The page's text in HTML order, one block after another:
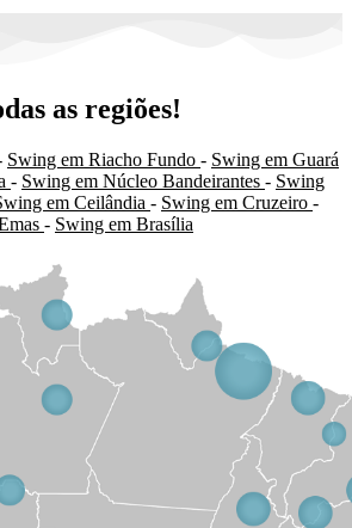
as regiões!
Swing em Riacho Fundo - Swing em Guará
- Swing em Núcleo Bandeirantes - Swing
em Ceilândia - Swing em Cruzeiro -
- Swing em Brasília